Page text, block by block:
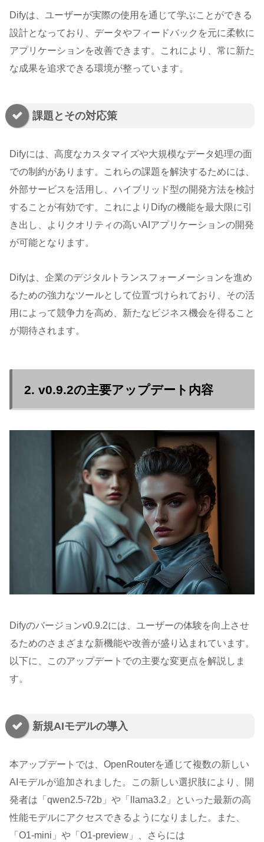
Difyは、ユーザーが実際の使用を通じて学ぶことができる
設計となっており、データやフィードバックを元に柔軟に
アプリケーションを改善できます。これにより、常に新た
な成果を追求できる環境が整っています。
課題とその対応策
Difyには、高度なカスタマイズや大規模なデータ処理の面
での制約があります。これらの課題を解決するためには、
外部サービスを活用し、ハイブリッド型の開発方法を検討
することが有効です。これによりDifyの機能を最大限に引
き出し、よりクオリティの高いAIアプリケーションの開発
が可能となります。
Difyは、企業のデジタルトランスフォーメーションを進め
るための強力なツールとして位置づけられており、その活
用によって競争力を高め、新たなビジネス機会を得ること
が期待されます。
2. v0.9.2の主要アップデート内容
Difyのバージョンv0.9.2には、ユーザーの体験を向上させ
るためのさまざまな新機能や改善が盛り込まれています。
以下に、このアップデートでの主要な変更点を解説しま
す。
新規AIモデルの導入
本アップデートでは、OpenRouterを通じて複数の新しい
AIモデルが追加されました。この新しい選択肢により、開
発者は「qwen2.5-72b」や「llama3.2」といった最新の高
性能モデルにアクセスできるようになりました。また、
「O1-mini」や「O1-preview」、さらには